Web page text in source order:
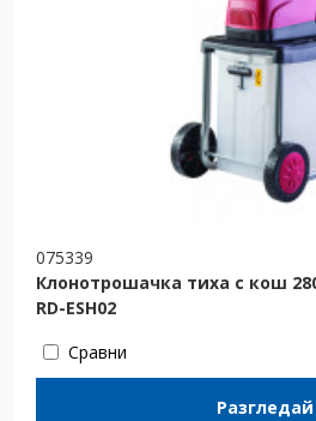
075339
Клонотрошачка тиха с кош
RD-ESH02
Сравни
Разгледай